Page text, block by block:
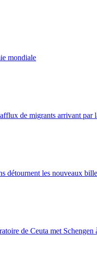
mondiale
de migrants arrivant par
détournent les nouveaux
de Ceuta met Schengen